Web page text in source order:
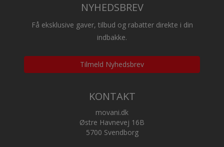
NYHEDSBREV
Få eksklusive gaver, tilbud og rabatter direkte i din
indbakke.
Tilmeld Nyhedsbrev
KONTAKT
movani.dk
Østre Havnevej 16B
5700 Svendborg